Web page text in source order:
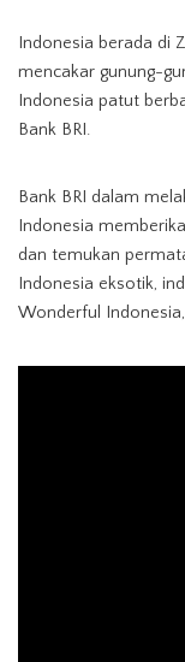
Indonesia berada di
mencakar gunung-
Indonesia patut
Bank BRI.
Bank BRI dalam
Indonesia
dan temukan
Indonesia eksotik,
Wonderful